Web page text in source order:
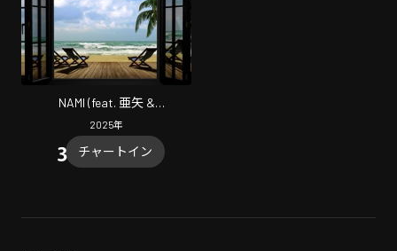
NAMI (feat. 亜矢 &
WODDYFUNK)
2025年
チャートイン